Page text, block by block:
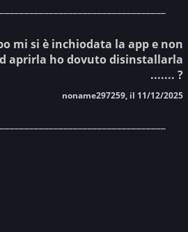
mi si è inchiodata la app e non
aprirla ho dovuto disinstallarla
....... ?
noname297259, il 11/12/2025